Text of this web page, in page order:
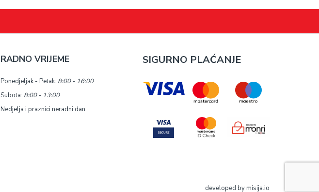
RADNO VRIJEME
Ponedjeljak - Petak: 8:00 - 16:00
Subota: 8:00 - 13:00
Nedjelja i praznici neradni dan
SIGURNO PLAĆANJE
developed bymisija.io